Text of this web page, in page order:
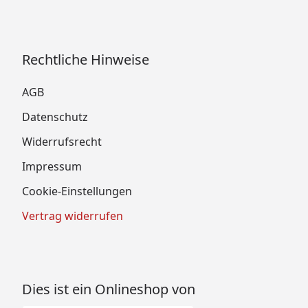
Rechtliche Hinweise
AGB
Datenschutz
Widerrufsrecht
Impressum
Cookie-Einstellungen
Vertrag widerrufen
Dies ist ein Onlineshop von